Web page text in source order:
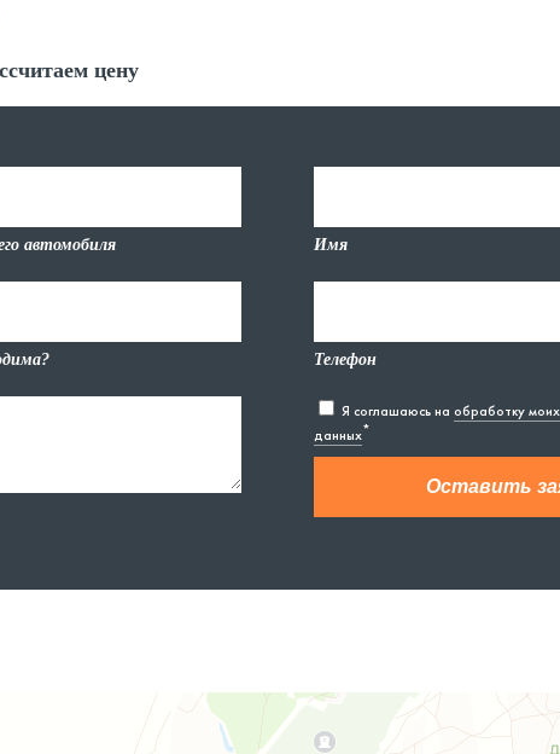
цену
автомобиля Имя
Телефон
Я соглашаюсь на обработку
данных*